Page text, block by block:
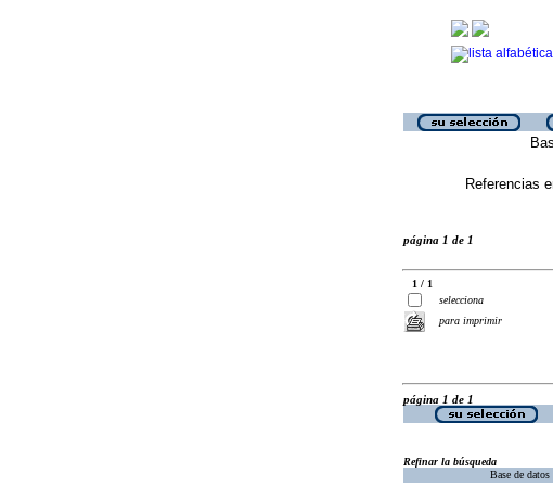
Referencias
página 1 de 1
1 / 1
selecciona
para imprimir
página 1 de 1
Refinar la búsqueda
Base de datos